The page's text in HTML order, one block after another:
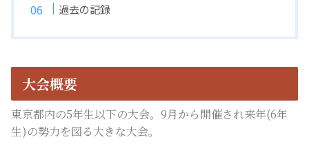
過去の記録
大会概要
東京都内の5年生以下の大会。9月から開催され来年(6年
生)の勢力を図る大きな大会。